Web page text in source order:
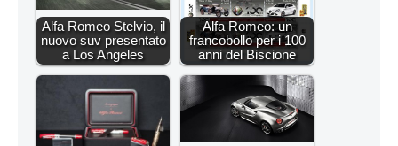
Alfa Romeo Stelvio, il
nuovo suv presentato
a Los Angeles
Alfa Romeo: un
francobollo per i 100
anni del Biscione